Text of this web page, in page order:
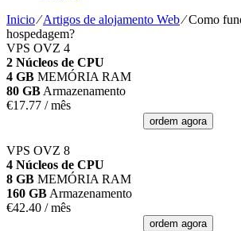
Inicio⁄Artigos de alojamento Web⁄Como
hospedagem?
VPS OVZ 4
2 Núcleos de CPU
4 GB MEMÓRIA RAM
80 GB Armazenamento
€17.77 / mês
ordem agora
VPS OVZ 8
4 Núcleos de CPU
8 GB MEMÓRIA RAM
160 GB Armazenamento
€42.40 / mês
ordem agora